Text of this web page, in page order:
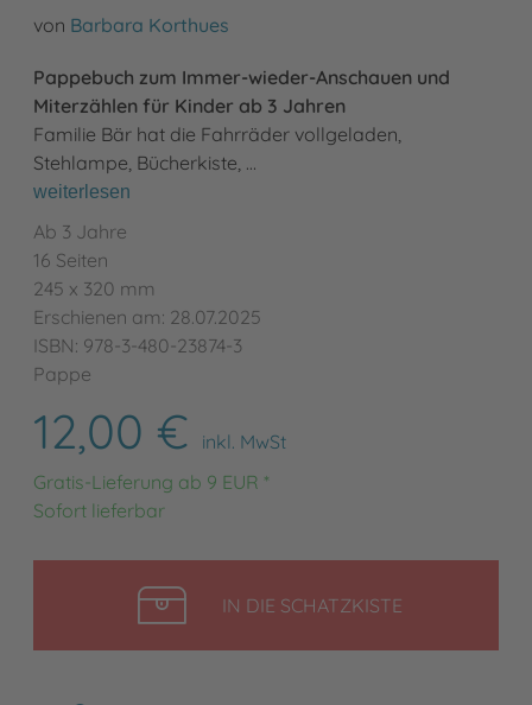
von Barbara Korthues
Pappebuch zum Immer-wieder-Anschauen und
Miterzählen für Kinder ab 3 Jahren
Familie Bär hat die Fahrräder vollgeladen,
Stehlampe, Bücherkiste, …
weiterlesen
Ab 3 Jahre
16 Seiten
245 x 320 mm
Erschienen am: 28.07.2025
ISBN: 978-3-480-23874-3
Pappe
12,00 €
inkl. MwSt
Gratis-Lieferung ab 9 EUR *
Sofort lieferbar
IN DIE SCHATZKISTELEGEN